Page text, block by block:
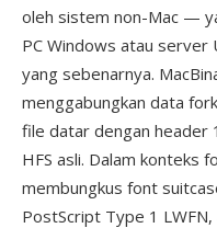
oleh sistem non-Mac —
PC Windows atau server
yang sebenarnya.
menggabungkan data
file datar dengan
HFS asli. Dalam konteks
membungkus font
PostScript Type 1